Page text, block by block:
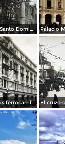
La Iglesia de Santo Domingo.
Edicicio de los ferrocarriles.